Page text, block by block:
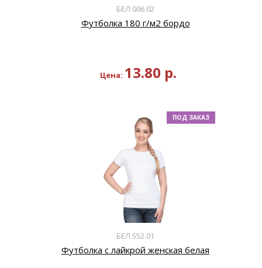
БЕЛ 006.02
Футболка 180 г/м2 бордо
Цена: 13.80 р.
БЕЛ 552.01
Футболка с лайкрой женская белая
ПОД ЗАКАЗ